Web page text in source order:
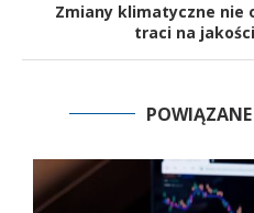
Zmiany klimatyczne nie
traci na